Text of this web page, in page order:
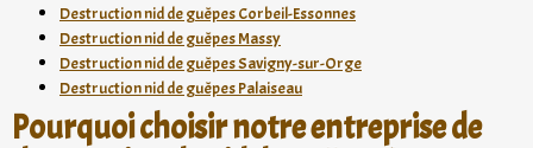
Destruction nid de guêpes Corbeil-Essonnes
Destruction nid de guêpes Massy
Destruction nid de guêpes Savigny-sur-Orge
Destruction nid de guêpes Palaiseau
Pourquoi choisir notre entreprise de